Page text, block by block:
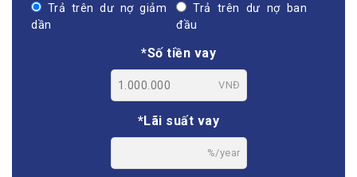
Trả trên dư nợ giảm
dần
Trả trên dư nợ ban
đầu
*Số tiền vay
VNĐ
*Lãi suất vay
%/year